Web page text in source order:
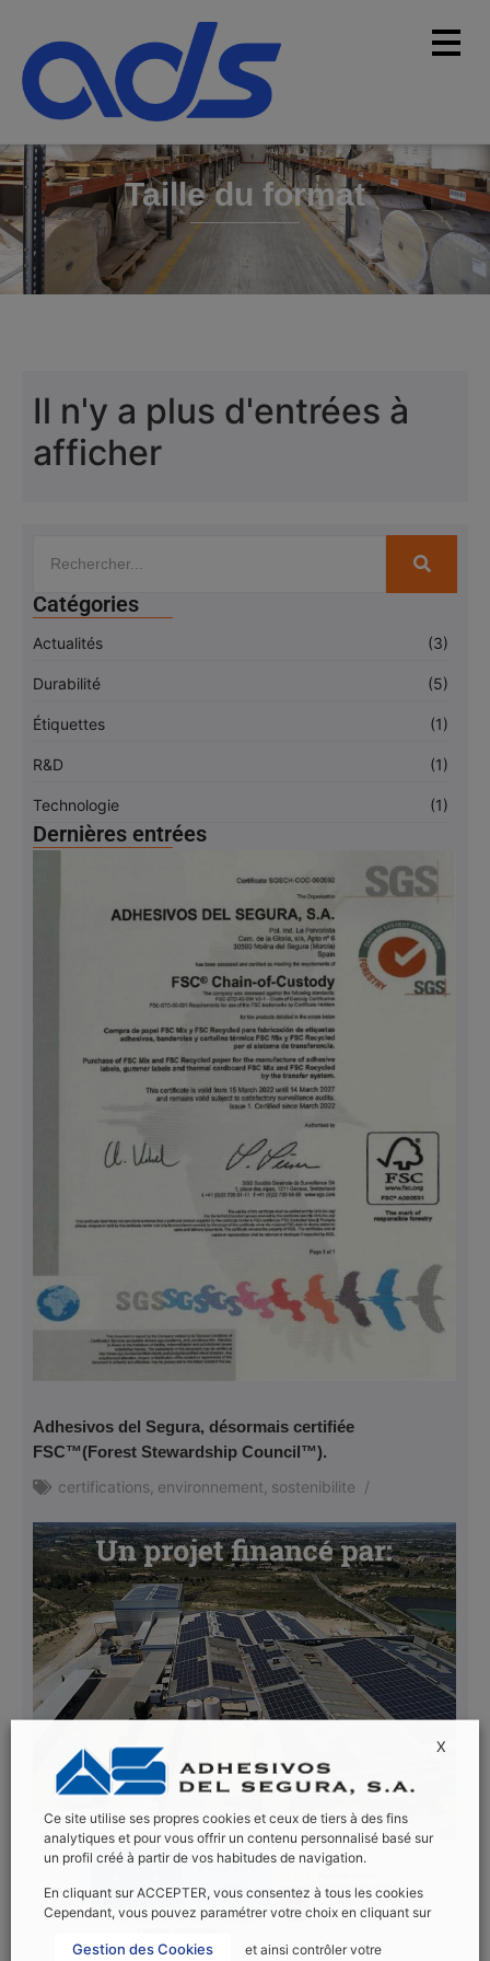
Taille du format
Il n'y a plus d'entrées à
afficher
Catégories
Actualités (3)
Durabilité (5)
Étiquettes (1)
R&D (1)
Technologie (1)
Dernières entrées
Adhesivos del Segura, désormais certifiée
FSC™(Forest Stewardship Council™).
certifications, environnement, sostenibilite /
X
Ce site utilise ses propres cookies et ceux de tiers à des fins
analytiques et pour vous offrir un contenu personnalisé basé sur
un profil créé à partir de vos habitudes de navigation.
En cliquant sur ACCEPTER, vous consentez à tous les cookies
Cependant, vous pouvez paramétrer votre choix en cliquant sur
Gestion des Cookies et ainsi contrôler votre